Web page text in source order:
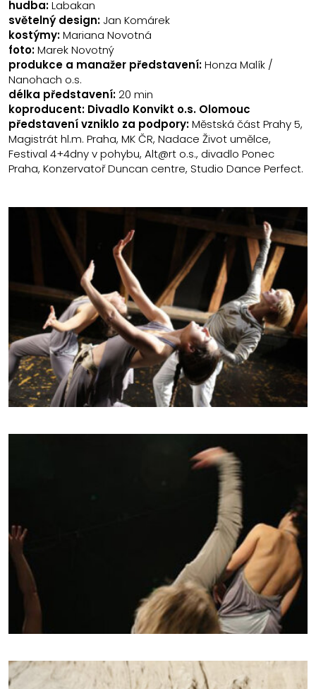
hudba:Labakan
světelný design: Jan Komárek
kostýmy:Mariana Novotná
foto:Marek Novotný
produkce a manažer představení:Honza Malík /
Nanohach o.s.
délka představení:20 min
koproducent: Divadlo Konvikt o.s. Olomouc
představení vzniklo za podpory:Městská část Prahy 5,
Magistrát hl.m. Praha, MK ČR, Nadace Život umělce,
Festival 4+4dny v pohybu, Alt@rt o.s., divadlo Ponec
Praha, Konzervatoř Duncan centre, Studio Dance Perfect.